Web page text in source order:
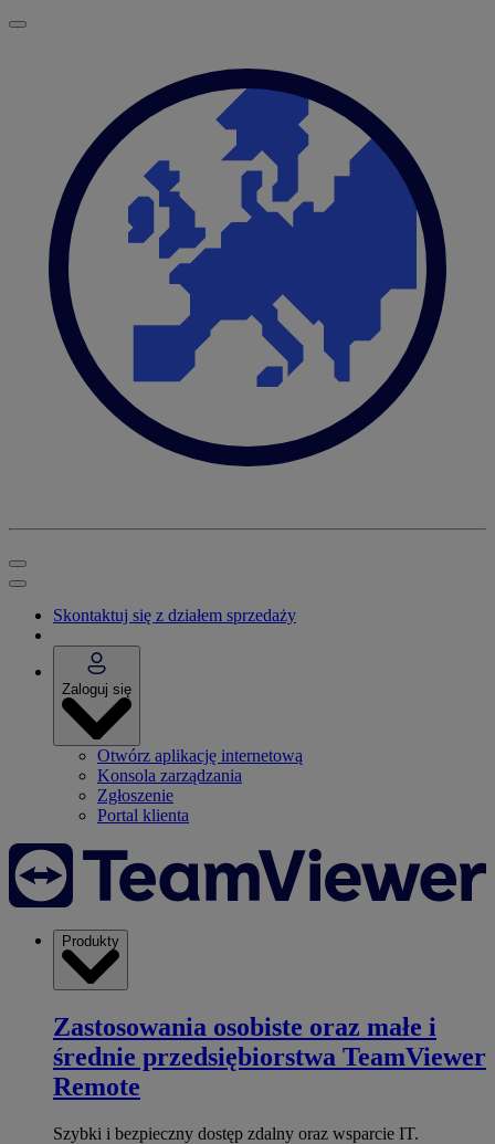
Skontaktuj się z działem sprzedaży
Zaloguj się
Otwórz aplikację internetową
Konsola zarządzania
Zgłoszenie
Portal klienta
Produkty
Zastosowania osobiste oraz małe i
średnie przedsiębiorstwa TeamViewer
Remote
Szybki i bezpieczny dostęp zdalny oraz wsparcie IT.